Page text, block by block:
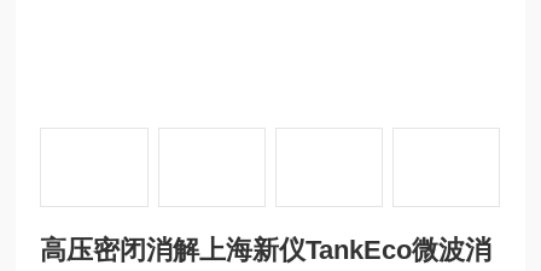
高压密闭消解上海新仪TankEco微波消